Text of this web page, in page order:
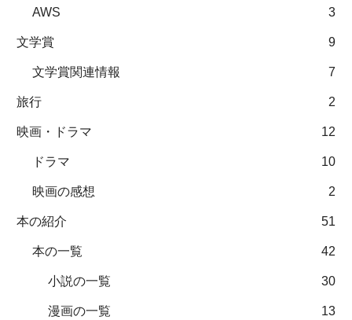
AWS 3
文学賞 9
文学賞関連情報 7
旅行 2
映画・ドラマ 12
ドラマ 10
映画の感想 2
本の紹介 51
本の一覧 42
小説の一覧 30
漫画の一覧 13